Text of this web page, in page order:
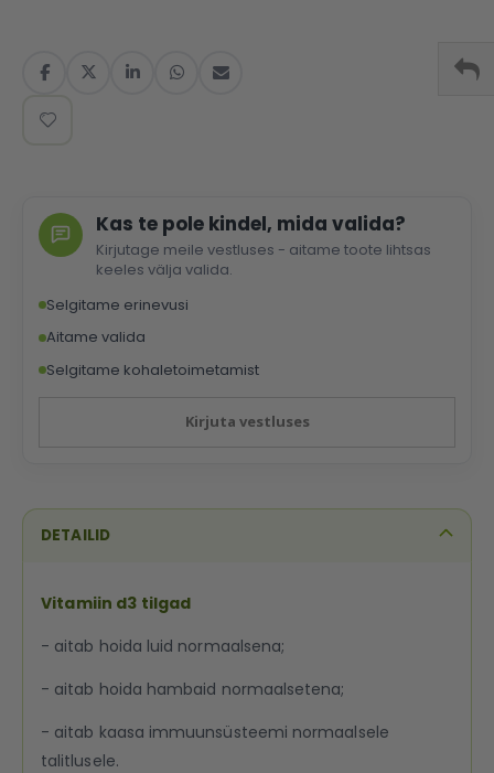
Kas te pole kindel, mida valida?
Kirjutage meile vestluses - aitame toote lihtsas
keeles välja valida.
Selgitame erinevusi
Aitame valida
Selgitame kohaletoimetamist
Kirjuta vestluses
DETAILID
Vitamiin d3 tilgad
- aitab hoida luid normaalsena;
- aitab hoida hambaid normaalsetena;
- aitab kaasa immuunsüsteemi normaalsele
talitlusele.